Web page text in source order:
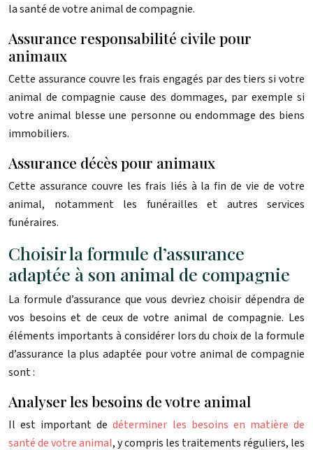
la santé de votre animal de compagnie.
Assurance responsabilité civile pour
animaux
Cette assurance couvre les frais engagés par des tiers si votre
animal de compagnie cause des dommages, par exemple si
votre animal blesse une personne ou endommage des biens
immobiliers.
Assurance décès pour animaux
Cette assurance couvre les frais liés à la fin de vie de votre
animal, notamment les funérailles et autres services
funéraires.
Choisir la formule d’assurance
adaptée à son animal de compagnie
La formule d’assurance que vous devriez choisir dépendra de
vos besoins et de ceux de votre animal de compagnie. Les
éléments importants à considérer lors du choix de la formule
d’assurance la plus adaptée pour votre animal de compagnie
sont :
Analyser les besoins de votre animal
Il est important dedéterminer les besoins en matière de
santé de votre animal, y compris les traitements réguliers, les